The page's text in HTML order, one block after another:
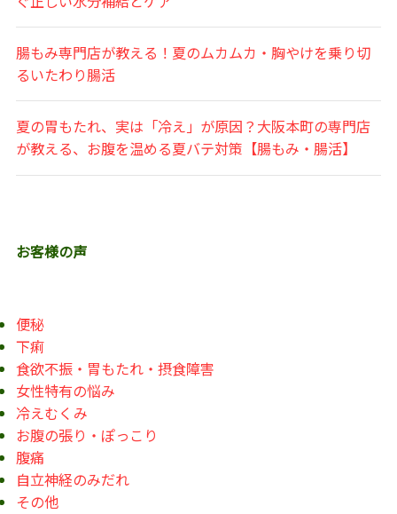
腸もみ専門店が教える！夏のムカムカ・胸やけを乗り切
るいたわり腸活
夏の胃もたれ、実は「冷え」が原因？大阪本町の専門店
が教える、お腹を温める夏バテ対策【腸もみ・腸活】
お客様の声
便秘
下痢
食欲不振・胃もたれ・摂食障害
女性特有の悩み
冷えむくみ
お腹の張り・ぽっこり
腹痛
自立神経のみだれ
その他